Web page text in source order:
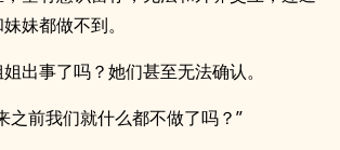
妹都做不到。
出事了吗？她们甚至无法确认。
之前我们就什么都不做了吗？”